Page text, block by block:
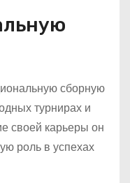
сборную
турнирах и
своей карьеры он
роль в успехах